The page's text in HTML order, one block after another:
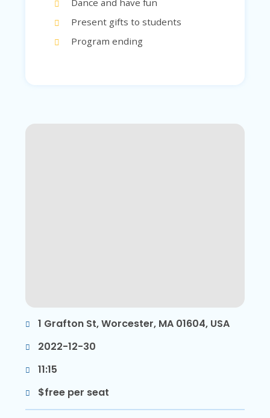
Dance and have fun
Present gifts to students
Program ending
1 Grafton St, Worcester, MA 01604, USA
2022-12-30
11:15
$free per seat